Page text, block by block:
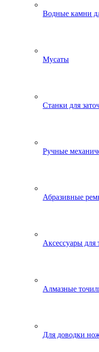
Водные камни
Мусаты
Станки для
Ручные
Абразивные
Аксессуары для
Алмазные
Для доводки